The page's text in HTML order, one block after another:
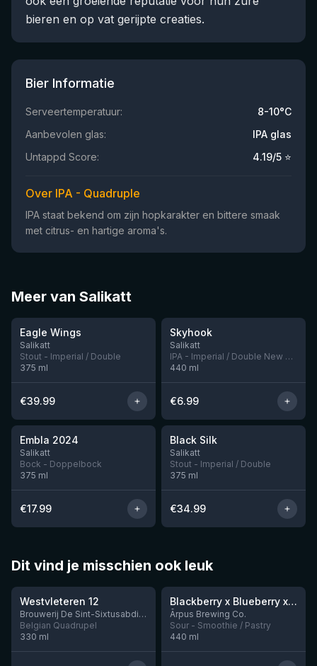
bieren en op vat gerijpte creaties.
Bier Informatie
Serveertemperatuur:
8-10°C
Aanbevolen glas:
IPA glas
Untappd Score:
4.19/5 ⭐
Over IPA - Quadruple
IPA staat bekend om zijn hopkarakter en bittere smaak
met citrus- en hartige aroma's.
Meer van Salikatt
★4.45
Eagle Wings
Salikatt
Stout - Imperial / Double
375 ml
€39.99
Skyhook
Salikatt
IPA - Imperial / Double New England / Hazy
440 ml
€6.99
★4.0
Embla 2024
Salikatt
Bock - Doppelbock
375 ml
€17.99
★ 4.53
Black Silk
Salikatt
Stout - Imperial / Double
375 ml
€34.99
Dit vind je misschien ook leuk
★4.46
Westvleteren 12
Brouwerij De Sint-Sixtusabdij van Westvleteren
Belgian Quadrupel
330 ml
Nog 9
★4.3
Blackberry x Blueberry x Mango x Pineapple x Peanut Butter Smoothie Sour Ale
Ārpus Brewing Co.
Sour - Smoothie / Pastry
440 ml